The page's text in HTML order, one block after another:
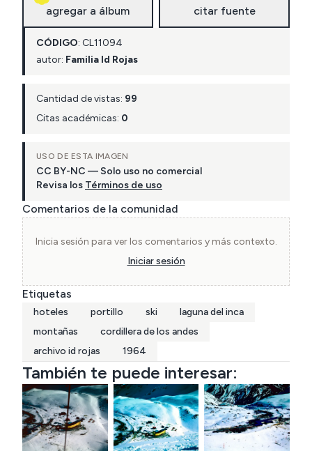
agregar a álbum citar fuente
CÓDIGO: CL11094
autor: Familia Id Rojas
Cantidad de vistas: 99
Citas académicas: 0
USO DE ESTA IMAGEN
CC BY-NC — Solo uso no comercial
Revisa los Términos de uso
Comentarios de la comunidad
Inicia sesión para ver los comentarios y más contexto.
Iniciar sesión
Etiquetas
hoteles portillo ski
laguna del inca
montañas
cordillera de los andes
archivo id rojas
1964
También te puede interesar: